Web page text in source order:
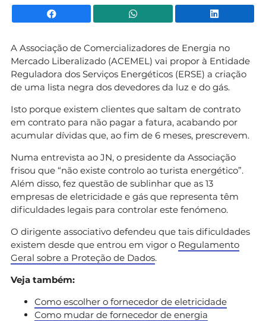
Facebook WhatsApp
A Associação de Comercializadores de Energia no
Mercado Liberalizado (ACEMEL) vai propor à Entidade
Reguladora dos Serviços Energéticos (ERSE) a criação
de uma lista negra dos devedores da luz e do gás.
Isto porque existem clientes que saltam de contrato
em contrato para não pagar a fatura, acabando por
acumular dívidas que, ao fim de 6 meses, prescrevem.
Numa entrevista ao JN, o presidente da Associação
frisou que “não existe controlo ao turista energético”.
Além disso, fez questão de sublinhar que as 13
empresas de eletricidade e gás que representa têm
dificuldades legais para controlar este fenómeno.
O dirigente associativo defendeu que tais dificuldades
existem desde que entrou em vigor o Regulamento
Geral sobre a Proteção de Dados.
Veja também:
Como escolher o fornecedor de eletricidade
Como mudar de fornecedor de energia